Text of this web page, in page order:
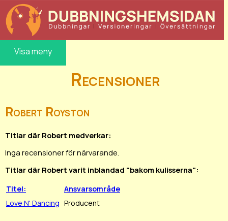
Visa meny
Recensioner
Robert Royston
Titlar där Robert medverkar:
Inga recensioner för närvarande.
Titlar där Robert varit inblandad "bakom kulisserna":
Titel:
Ansvarsområde
Love N' Dancing Producent